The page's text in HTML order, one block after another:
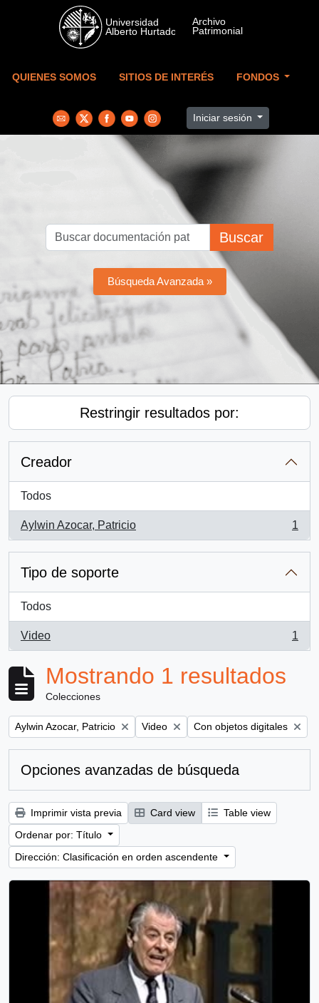
Skip to main content
QUIENES SOMOS SITIOS DE INTERÉS FONDOS
Iniciar sesión
Buscar
Búsqueda Avanzada »
Restringir resultados por:
Creador
Todos
Aylwin Azocar, Patricio
, 1 resultados
1
Tipo de soporte
Todos
Video
, 1 resultados
1
Mostrando 1 resultados
Colecciones
Remove filter:
Aylwin Azocar, Patricio Remove filter:
Video Remove filter:
Con objetos digitales
Opciones avanzadas de búsqueda
Imprimir vista previa Card view
Table view
Ordenar por: Título
Dirección: Clasificación en orden ascendente